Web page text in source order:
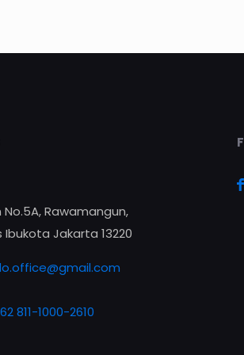
Rawamangun,
Ibukota Jakarta 13220
811-1000-2610